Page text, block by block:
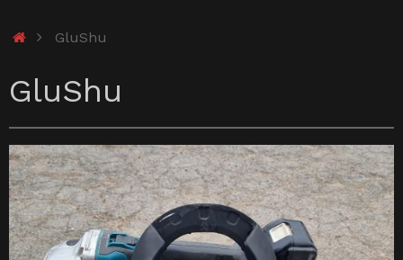
StartGluShu
GluShu